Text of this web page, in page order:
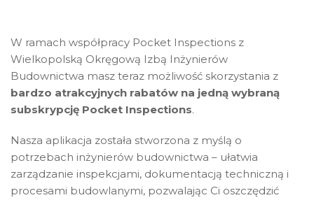
W ramach współpracy Pocket Inspections z
Wielkopolską Okręgową Izbą Inżynierów
Budownictwa masz teraz możliwość skorzystania z
bardzo atrakcyjnych rabatów na jedną wybraną
subskrypcję Pocket Inspections.
Nasza aplikacja została stworzona z myślą o
potrzebach inżynierów budownictwa – ułatwia
zarządzanie inspekcjami, dokumentacją techniczną i
procesami budowlanymi, pozwalając Ci oszczędzić